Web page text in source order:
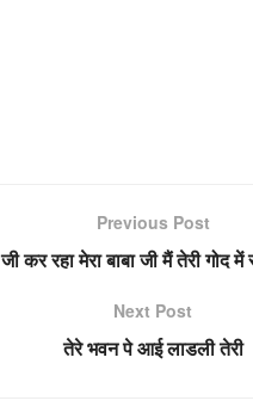
Previous Post
जी कर रहा मेरा बाबा जी मैं तेरी गोद
Next Post
तेरे भवन पे आई लाडली तेरी